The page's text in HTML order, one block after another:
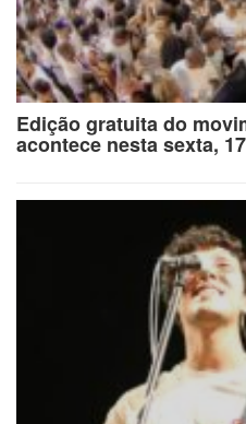
Edição gratuita do
acontece nesta sexta,